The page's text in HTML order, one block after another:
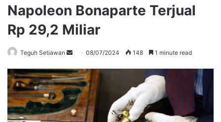
Napoleon Bonaparte Terjual
Rp 29,2 Miliar
Teguh Setiawan
Send
email
08/07/2024 148 1 minute read